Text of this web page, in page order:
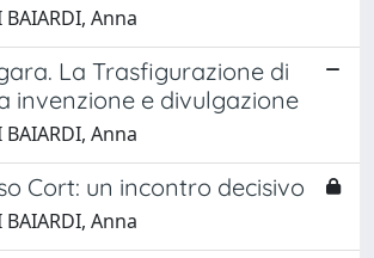
BAIARDI, Anna
La Trasfigurazione di
invenzione e divulgazione
BAIARDI, Anna
Cort: un incontro decisivo
BAIARDI, Anna